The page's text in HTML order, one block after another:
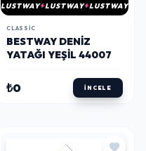
LUSTWAY LUSTWAY LUSTWAY
CLASSIC
BESTWAY DENIZ
YATAĞI YEŞIL 44007
₺0 İNCELE